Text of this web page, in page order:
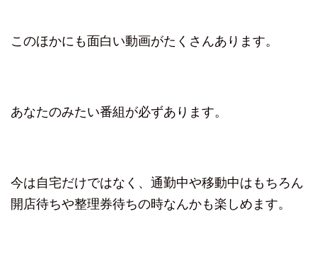
このほかにも面白い動画がたくさんあります。
あなたのみたい番組が必ずあります。
今は自宅だけではなく、通勤中や移動中はもちろん
開店待ちや整理券待ちの時なんかも楽しめます。